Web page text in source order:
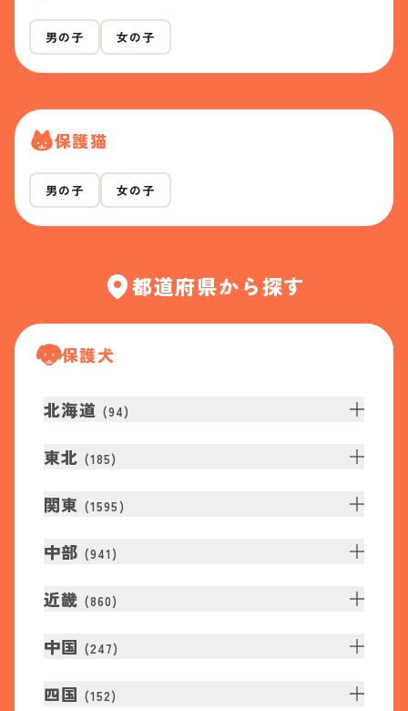
男の子 女の子
保護猫
男の子 女の子
都道府県から探す
保護犬
北海道 (94)
東北 (185)
関東 (1595 )
中部 (941 )
近畿 (860)
中国 (247)
四国 (152)